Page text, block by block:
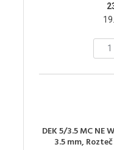
DEK 5/3.5 MC NE
3.5 mm,